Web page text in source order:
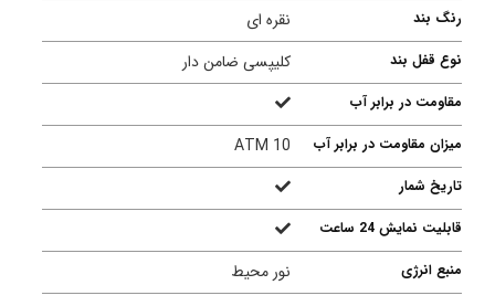
رنگ بند نقره ای
نوع قفل بند کلیپسی ضامن دار
مقاومت در برابر آب
میزان مقاومت در برابر آب
10 ATM
تاریخ شمار
قابلیت نمایش 24 ساعت
منبع انرژی
نور محیط